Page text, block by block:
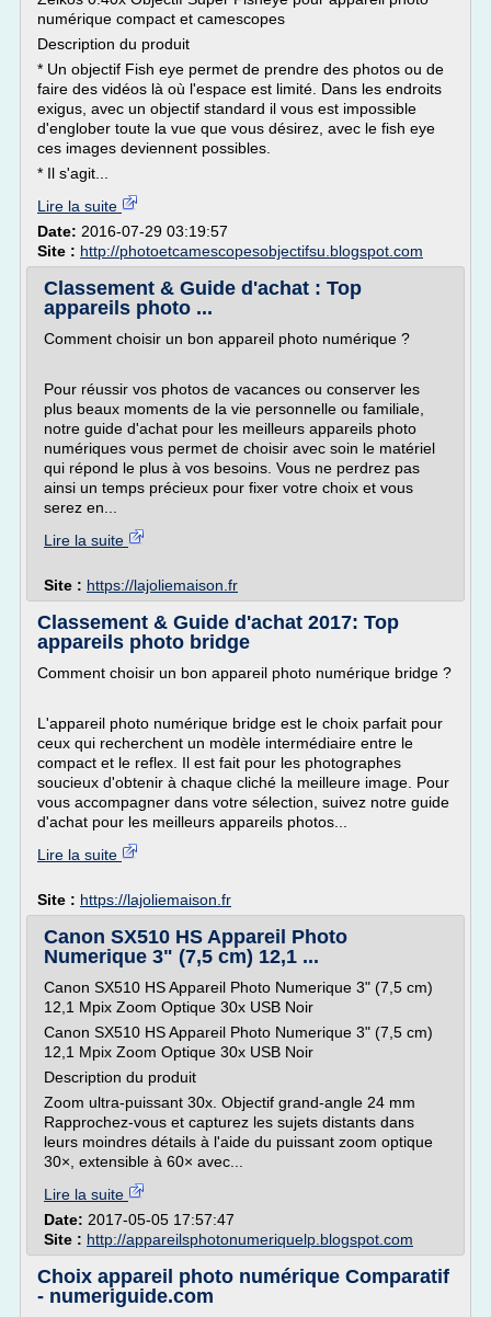
numérique compact et camescopes
Description du produit
* Un objectif Fish eye permet de prendre des photos ou de
faire des vidéos là où l'espace est limité. Dans les endroits
exigus, avec un objectif standard il vous est impossible
d'englober toute la vue que vous désirez, avec le fish eye
ces images deviennent possibles.
* Il s'agit...
Lire la suite
Date: 2016-07-29 03:19:57
Site : http://photoetcamescopesobjectifsu.blogspot.com
Classement & Guide d'achat : Top
appareils photo ...
Comment choisir un bon appareil photo numérique ?
Pour réussir vos photos de vacances ou conserver les
plus beaux moments de la vie personnelle ou familiale,
notre guide d'achat pour les meilleurs appareils photo
numériques vous permet de choisir avec soin le matériel
qui répond le plus à vos besoins. Vous ne perdrez pas
ainsi un temps précieux pour fixer votre choix et vous
serez en...
Lire la suite
Site : https://lajoliemaison.fr
Classement & Guide d'achat 2017: Top
appareils photo bridge
Comment choisir un bon appareil photo numérique bridge ?
L'appareil photo numérique bridge est le choix parfait pour
ceux qui recherchent un modèle intermédiaire entre le
compact et le reflex. Il est fait pour les photographes
soucieux d'obtenir à chaque cliché la meilleure image. Pour
vous accompagner dans votre sélection, suivez notre guide
d'achat pour les meilleurs appareils photos...
Lire la suite
Site : https://lajoliemaison.fr
Canon SX510 HS Appareil Photo
Numerique 3" (7,5 cm) 12,1 ...
Canon SX510 HS Appareil Photo Numerique 3" (7,5 cm)
12,1 Mpix Zoom Optique 30x USB Noir
Canon SX510 HS Appareil Photo Numerique 3" (7,5 cm)
12,1 Mpix Zoom Optique 30x USB Noir
Description du produit
Zoom ultra-puissant 30x. Objectif grand-angle 24 mm
Rapprochez-vous et capturez les sujets distants dans
leurs moindres détails à l'aide du puissant zoom optique
30×, extensible à 60× avec...
Lire la suite
Date: 2017-05-05 17:57:47
Site : http://appareilsphotonumeriquelp.blogspot.com
Choix appareil photo numérique Comparatif
- numeriguide.com